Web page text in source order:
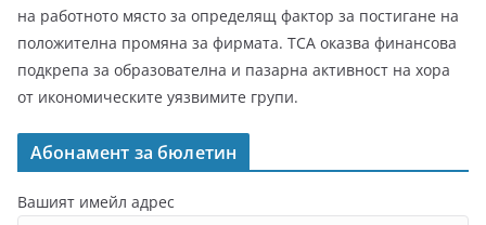
на работното място за определящ фактор за постигане на
положителна промяна за фирмата. ТСА оказва финансова
подкрепа за образователна и пазарна активност на хора
от икономическите уязвимите групи.
Абонамент за бюлетин
Вашият имейл адрес